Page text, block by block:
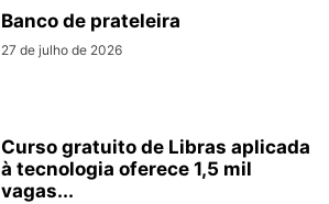
Banco de prateleira
27 de julho de 2026
Curso gratuito de Libras aplicada
à tecnologia oferece 1,5 mil
vagas...